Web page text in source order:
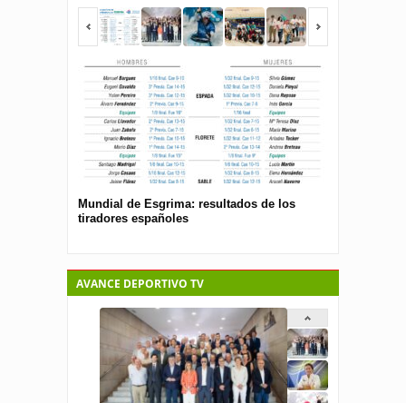
Mundial de Esgrima: resultados de los
tiradores españoles
AVANCE DEPORTIVO TV